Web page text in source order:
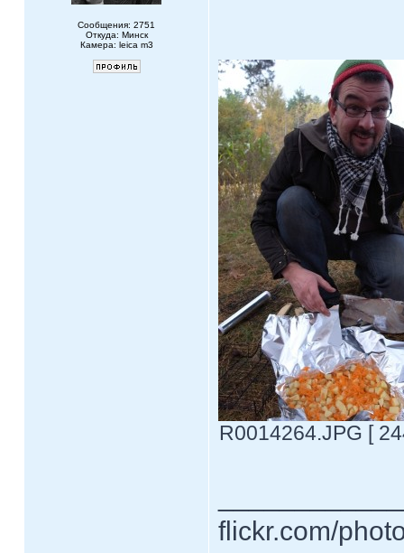
Сообщения: 2751
Откуда: Минск
Камера: leica m3
R0014264.JPG [
flickr.com/